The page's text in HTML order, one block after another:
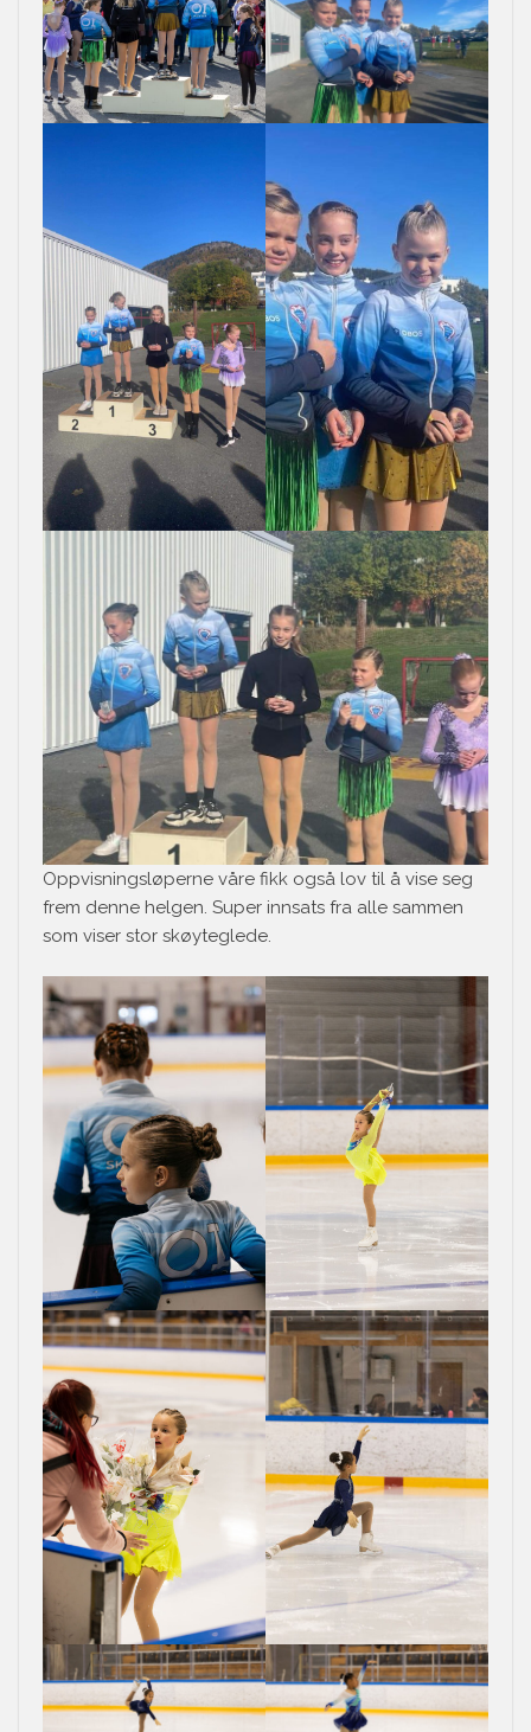
Oppvisningsløperne våre fikk også lov til å vise seg
frem denne helgen. Super innsats fra alle sammen
som viser stor skøyteglede.